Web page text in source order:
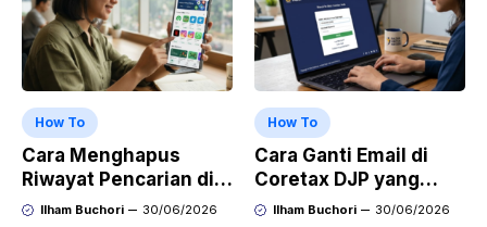
How To
Cara Menghapus
Riwayat Pencarian di
Play Store di HP
Ilham Buchori 30/06/2026
How To
Cara Ganti Email di
Coretax DJP yang
Sudah Tidak Aktif
Ilham Buchori 30/06/2026